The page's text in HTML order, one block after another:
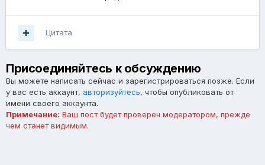
Цитата
Присоединяйтесь к обсуждению
Вы можете написать сейчас и зарегистрироваться позже. Если
у вас есть аккаунт, авторизуйтесь, чтобы опубликовать от
имени своего аккаунта.
Примечание: Ваш пост будет проверен модератором, прежде
чем станет видимым.